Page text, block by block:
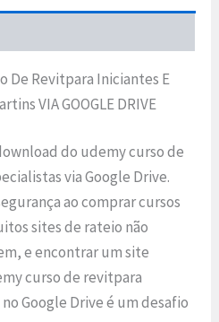
De Revitpara Iniciantes E
VIA GOOGLE DRIVE
do udemy curso de
via Google Drive.
ao comprar cursos
sites de rateio não
e encontrar um site
curso de revitpara
Google Drive é um desafio